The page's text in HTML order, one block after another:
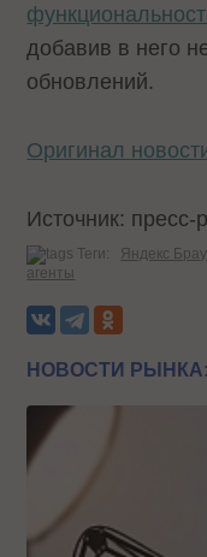
добавив в него
обновлений.
Оригинал
Источник: пресс-
Теги: Яндекс
агенты
НОВОСТИ РЫНКА: